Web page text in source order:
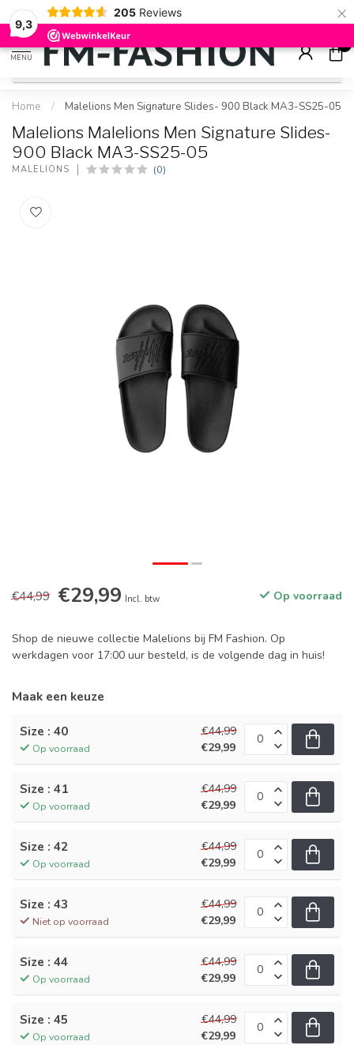
9,3
205 Reviews ×
Check onzesale artikelenvoor flinke kortingen
MENU
0
Home / Malelions Men Signature Slides- 900 Black MA3-SS25-05
Malelions Malelions Men Signature Slides-
900 Black MA3-SS25-05
MALELIONS (0)
€44,99 €29,99 Incl. btw Op voorraad
Shop de nieuwe collectie Malelions bij FM Fashion. Op
werkdagen voor 17:00 uur besteld, is de volgende dag in huis!
Maak een keuze
Size : 40
Op voorraad
€44,99
€29,99
Size : 41
Op voorraad
€44,99
€29,99
Size : 42
Op voorraad
€44,99
€29,99
Size : 43
Niet op voorraad
€44,99
€29,99
Size : 44
Op voorraad
€44,99
€29,99
Size : 45
Op voorraad
€44,99
€29,99